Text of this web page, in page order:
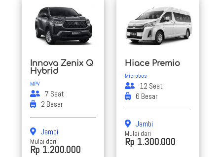
Innova Zenix Q
Hybrid
MPV
7 Seat
2 Besar
Jambi
Mulai dari
Rp 1.200.000
Hiace Premio
Microbus
12 Seat
6 Besar
Jambi
Mulai dari
Rp 1.300.000